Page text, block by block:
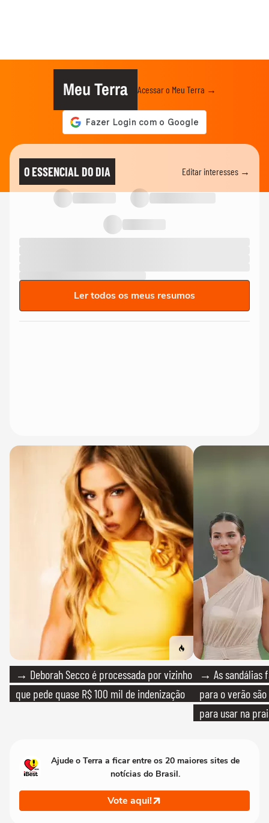
Meu Terra Acessar o Meu Terra →
O ESSENCIAL DO DIA Editar interesses →
Ler todos os meus resumos
→ Deborah Secco é processada por vizinho
que pede quase R$ 100 mil de indenização
→ As sandálias
para o verão
para usar na
Ajude o Terra a ficar entre os 20 maiores sites de
notícias do Brasil.
Vote aqui!